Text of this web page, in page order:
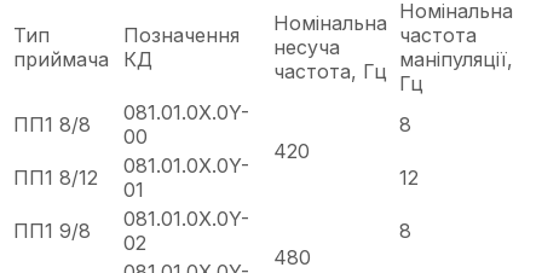
Тип
приймача
Позначення
КД
Номінальна
несуча
частота, Гц
Номінальна
частота
маніпуляції,
Гц
ПП1 8/8
081.01.0Х.0Y-
00
420
8
ПП1 8/12
081.01.0Х.0Y-
01
12
ПП1 9/8
081.01.0Х.0Y-
02
480
8